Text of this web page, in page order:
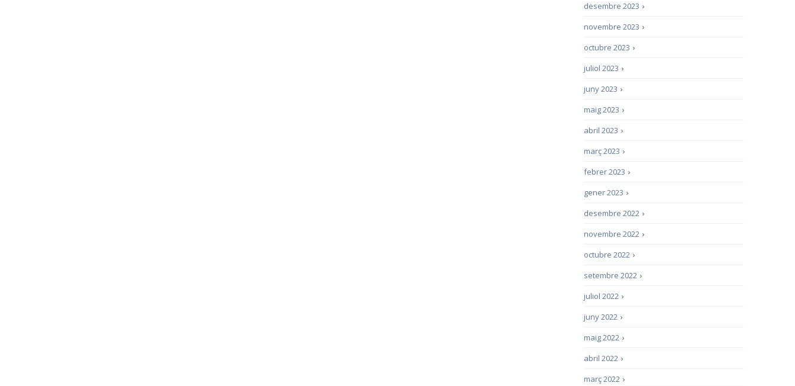
›
desembre 2023
›
novembre 2023
›
octubre 2023
›
juliol 2023
›
juny 2023
›
maig 2023
›
abril 2023
›
març 2023
›
febrer 2023
›
gener 2023
›
desembre 2022
›
novembre 2022
›
octubre 2022
›
setembre 2022
›
juliol 2022
›
juny 2022
›
maig 2022
›
abril 2022
›
març 2022